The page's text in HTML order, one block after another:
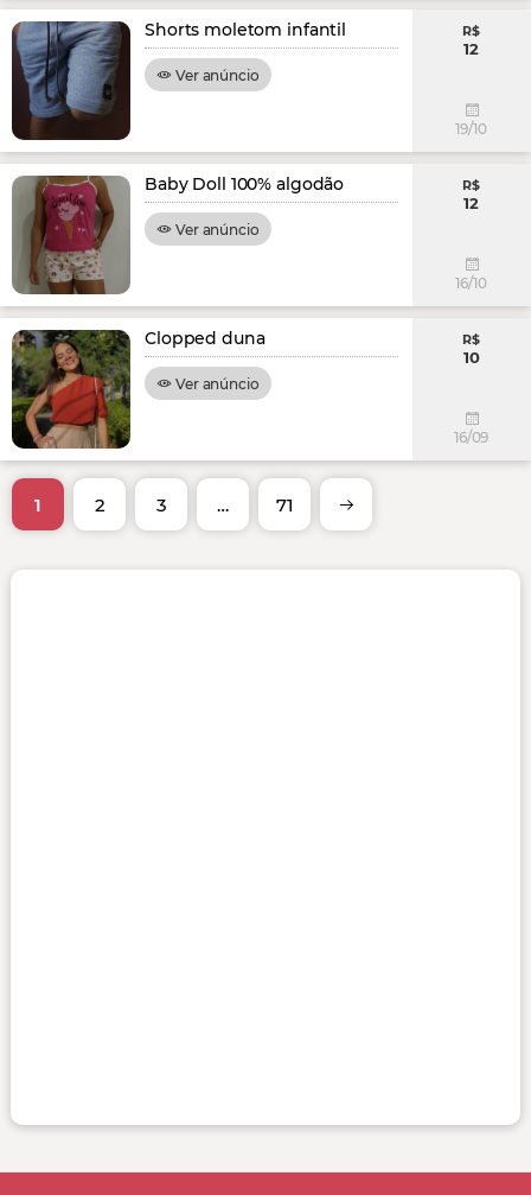
Shorts moletom infantil
Ver anúncio
R$
12
19/10
Baby Doll 100% algodão
Ver anúncio
R$
12
16/10
Clopped duna
Ver anúncio
R$
10
16/09
1 2 3 … 71